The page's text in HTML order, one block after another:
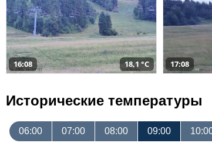
16:08 18,1 °C 17:08
Исторические температуры
06:00 07:00 08:00 09:00